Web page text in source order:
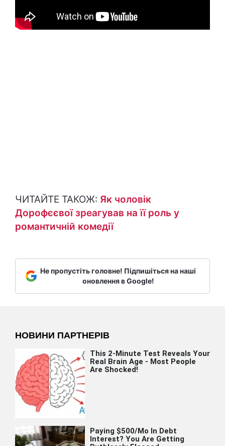
ЧИТАЙТЕ ТАКОЖ: Як чоловік
Дорофєєвої зреагував на її роль у
романтичній комедії
Не пропустіть головне! Підпишіться на наші
оновлення в Google!